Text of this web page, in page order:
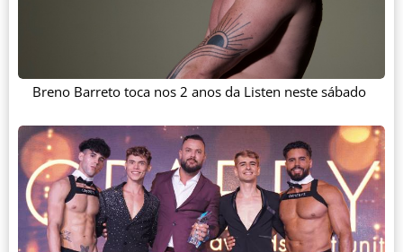
Breno Barreto toca nos 2 anos da Listen neste sábado